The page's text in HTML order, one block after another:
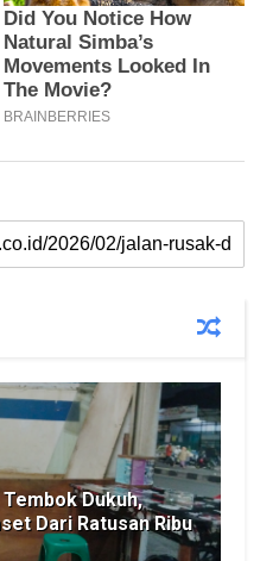
Dukuh,
Dari Ratusan Ribu